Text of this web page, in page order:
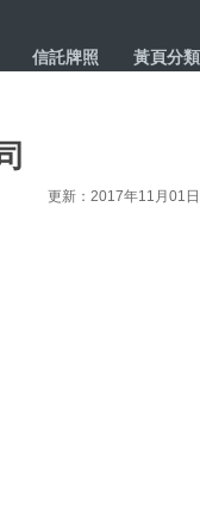
信託牌照 黃頁分類
更新：2017年11月01日